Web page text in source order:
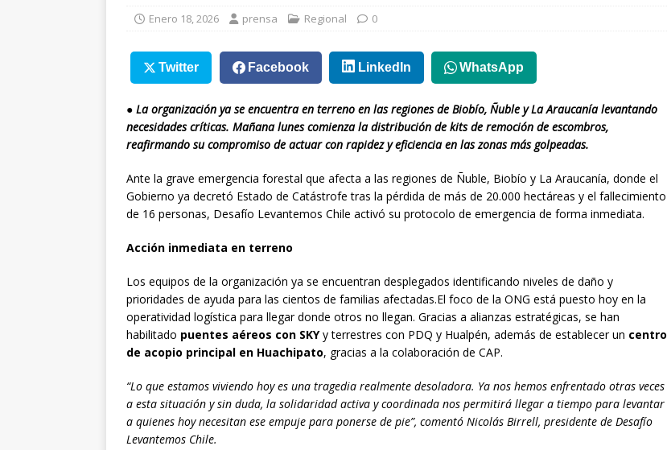
Enero 18, 2026 prensa Regional 0
Twitter Facebook LinkedIn WhatsApp
● La organización ya se encuentra en terreno en las regiones de Biobío, Ñuble y La Araucanía levantando
necesidades críticas. Mañana lunes comienza la distribución de kits de remoción de escombros,
reafirmando su compromiso de actuar con rapidez y eficiencia en las zonas más golpeadas.
Ante la grave emergencia forestal que afecta a las regiones de Ñuble, Biobío y La Araucanía, donde el
Gobierno ya decretó Estado de Catástrofe tras la pérdida de más de 20.000 hectáreas y el fallecimiento
de 16 personas, Desafío Levantemos Chile activó su protocolo de emergencia de forma inmediata.
Acción inmediata en terreno
Los equipos de la organización ya se encuentran desplegados identificando niveles de daño y
prioridades de ayuda para las cientos de familias afectadas.El foco de la ONG está puesto hoy en la
operatividad logística para llegar donde otros no llegan. Gracias a alianzas estratégicas, se han
habilitado puentes aéreos con SKYy terrestres con PDQ y Hualpén, además de establecer un centro
de acopio principal en Huachipato, gracias a la colaboración de CAP.
“Lo que estamos viviendo hoy es una tragedia realmente desoladora. Ya nos hemos enfrentado otras veces
a esta situación y sin duda, la solidaridad activa y coordinada nos permitirá llegar a tiempo para levantar
a quienes hoy necesitan ese empuje para ponerse de pie”, comentó Nicolás Birrell, presidente de Desafío
Levantemos Chile.